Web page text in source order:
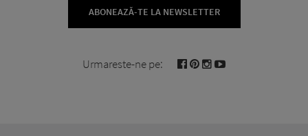
ABONEAZĂ-TE LA NEWSLETTER
Urmareste-ne pe: